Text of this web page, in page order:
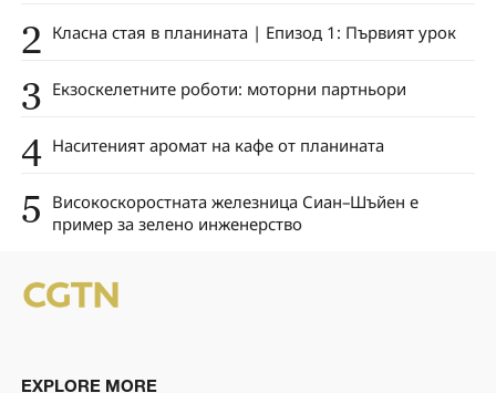
2 Класна стая в планината | Епизод 1: Първият урок
3 Екзоскелетните роботи: моторни партньори
4 Наситеният аромат на кафе от планината
5 Високоскоростната железница Сиан–Шъйен е
пример за зелено инженерство
EXPLORE MORE